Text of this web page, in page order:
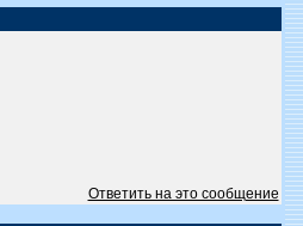
Ответить на это сообщение